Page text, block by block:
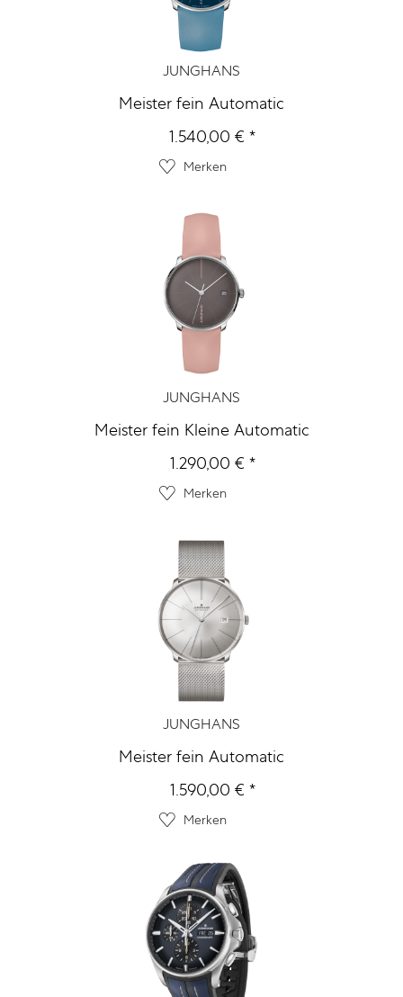
JUNGHANS
Meister fein Automatic
1.540,00 € *
Merken
JUNGHANS
Meister fein Kleine Automatic
1.290,00 € *
Merken
JUNGHANS
Meister fein Automatic
1.590,00 € *
Merken